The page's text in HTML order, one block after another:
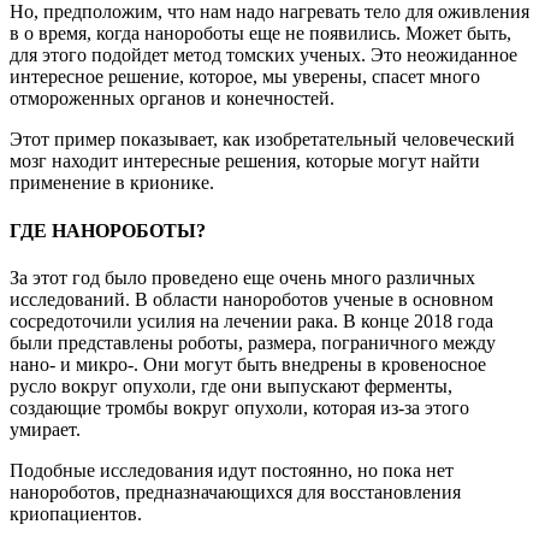
Но, предположим, что нам надо нагревать тело для оживления
в о время, когда нанороботы еще не появились. Может быть,
для этого подойдет метод томских ученых. Это неожиданное
интересное решение, которое, мы уверены, спасет много
отмороженных органов и конечностей.
Этот пример показывает, как изобретательный человеческий
мозг находит интересные решения, которые могут найти
применение в крионике.
ГДЕ НАНОРОБОТЫ?
За этот год было проведено еще очень много различных
исследований. В области нанороботов ученые в основном
сосредоточили усилия на лечении рака. В конце 2018 года
были представлены роботы, размера, пограничного между
нано- и микро-. Они могут быть внедрены в кровеносное
русло вокруг опухоли, где они выпускают ферменты,
создающие тромбы вокруг опухоли, которая из-за этого
умирает.
Подобные исследования идут постоянно, но пока нет
нанороботов, предназначающихся для восстановления
криопациентов.